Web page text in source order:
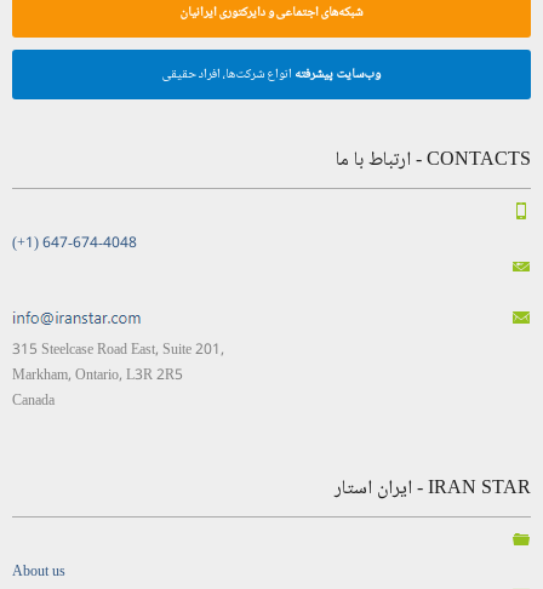
شبکه‌های اجتماعی و دایرکتوری ایرانیان
وب‌سایت پیشرفته انواع شرکت‌ها، افراد حقیقی
CONTACTS - ارتباط با ما
(+1) 647-674-4048
315 Steelcase Road East, Suite 201,
Markham, Ontario, L3R 2R5
Canada
IRAN STAR - ایران استار
About us